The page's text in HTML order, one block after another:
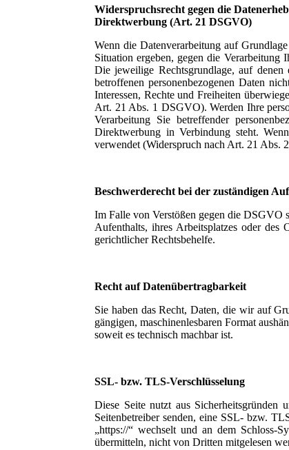
Widerspruchsrecht gegen die
Direktwerbung (Art. 21 DSGVO)
Wenn die Datenverarbeitung auf
Situation ergeben, gegen die Verarbeitung
Die jeweilige Rechtsgrundlage, auf
betroffenen personenbezogenen Daten
Interessen, Rechte und Freiheiten
Art. 21 Abs. 1 DSGVO). Werden Ihre
Verarbeitung Sie betreffender
Direktwerbung in Verbindung steht.
verwendet (Widerspruch nach Art. 21 Abs.
Beschwerderecht bei der zuständigen
Im Falle von Verstößen gegen die DSGVO
Aufenthalts, ihres Arbeitsplatzes oder des
gerichtlicher Rechtsbehelfe.
Recht auf Datenübertragbarkeit
Sie haben das Recht, Daten, die wir auf
gängigen, maschinenlesbaren Format
soweit es technisch machbar ist.
SSL- bzw. TLS-Verschlüsselung
Diese Seite nutzt aus
Seitenbetreiber senden, eine SSL- bzw.
„https://“ wechselt und an dem
übermitteln, nicht von Dritten mitgelesen